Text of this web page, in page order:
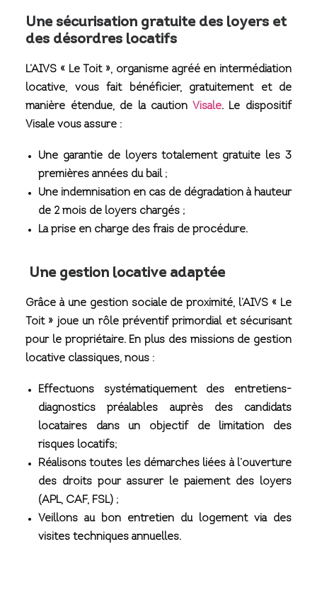
Une sécurisation gratuite des loyers et
des désordres locatifs
L’AIVS « Le Toit », organisme agréé en intermédiation
locative, vous fait bénéficier, gratuitement et de
manière étendue, de la caution Visale. Le dispositif
Visale vous assure :
Une garantie de loyers totalement gratuite les 3
premières années du bail ;
Une indemnisation en cas de dégradation à hauteur
de 2 mois de loyers chargés ;
La prise en charge des frais de procédure.
Une gestion locative adaptée
Grâce à une gestion sociale de proximité, l’AIVS « Le
Toit » joue un rôle préventif primordial et sécurisant
pour le propriétaire. En plus des missions de gestion
locative classiques, nous :
Effectuons systématiquement des entretiens-
diagnostics préalables auprès des candidats
locataires dans un objectif de limitation des
risques locatifs;
Réalisons toutes les démarches liées à l’ouverture
des droits pour assurer le paiement des loyers
(APL, CAF, FSL) ;
Veillons au bon entretien du logement via des
visites techniques annuelles.